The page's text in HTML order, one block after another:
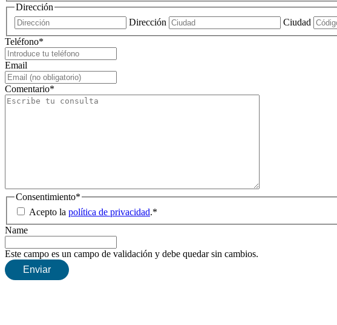
Dirección
Dirección
Ciudad
Teléfono*
Email
Comentario*
Consentimiento*
Acepto la política de privacidad.*
Name
Este campo es un campo de validación y debe quedar sin cambios.